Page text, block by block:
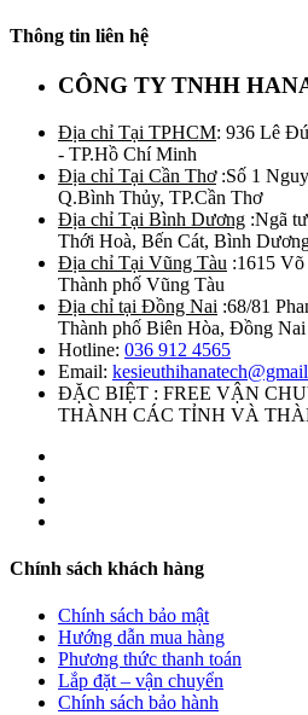
Thông tin liên hệ
CÔNG TY TNHH
Địa chỉ Tại TPHCM: 936 Lê
- TP.Hồ Chí Minh
Địa chỉ Tại Cần Thơ:Số 1
Q.Bình Thủy, TP.Cần Thơ
Địa chỉ Tại Bình Dương :Ngã
Thới Hoà, Bến Cát, Bình
Địa chỉ Tại Vũng Tàu :1615
Thành phố Vũng Tàu
Địa chỉ tại Đồng Nai :68/81
Thành phố Biên Hòa, Đồng Nai
Hotline: 036 912 4565
Email:
ĐẶC BIỆT : FREE VẬN
THÀNH CÁC TỈNH VÀ
Chính sách khách hàng
Chính sách bảo mật
Hướng dẫn mua hàng
Phương thức thanh toán
Lắp đặt – vận chuyển
Chính sách bảo hành